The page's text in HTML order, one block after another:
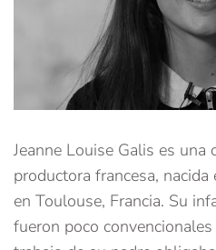
Jeanne Louise Galis es
productora francesa,
en Toulouse, Francia. Su
fueron poco